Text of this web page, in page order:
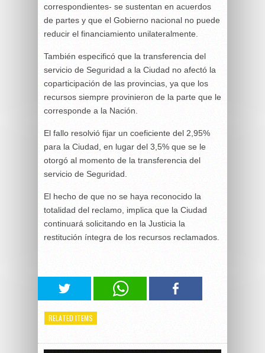
correspondientes- se sustentan en acuerdos
de partes y que el Gobierno nacional no puede
reducir el financiamiento unilateralmente.
También especificó que la transferencia del
servicio de Seguridad a la Ciudad no afectó la
coparticipación de las provincias, ya que los
recursos siempre provinieron de la parte que le
corresponde a la Nación.
El fallo resolvió fijar un coeficiente del 2,95%
para la Ciudad, en lugar del 3,5% que se le
otorgó al momento de la transferencia del
servicio de Seguridad.
El hecho de que no se haya reconocido la
totalidad del reclamo, implica que la Ciudad
continuará solicitando en la Justicia la
restitución íntegra de los recursos reclamados.
RELATED ITEMS